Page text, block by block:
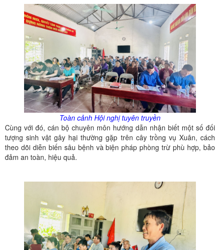
Toàn cảnh Hội nghị tuyên truyền
Cùng với đó, cán bộ chuyên môn hướng dẫn nhận biết một số đối
tượng sinh vật gây hại thường gặp trên cây trồng vụ Xuân, cách
theo dõi diễn biến sâu bệnh và biện pháp phòng trừ phù hợp, bảo
đảm an toàn, hiệu quả.